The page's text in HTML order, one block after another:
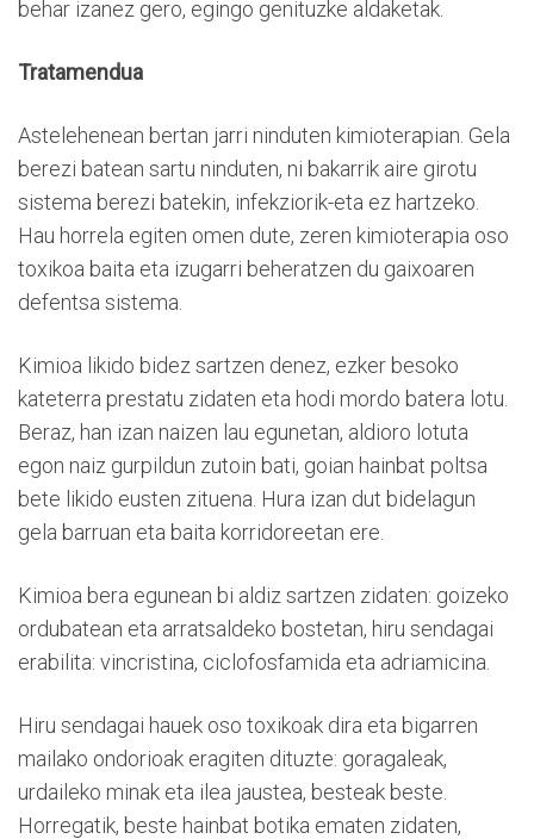
behar izanez gero, egingo genituzke aldaketak.
Tratamendua
Astelehenean bertan jarri ninduten kimioterapian. Gela
berezi batean sartu ninduten, ni bakarrik aire girotu
sistema berezi batekin, infekziorik-eta ez hartzeko.
Hau horrela egiten omen dute, zeren kimioterapia oso
toxikoa baita eta izugarri beheratzen du gaixoaren
defentsa sistema.
Kimioa likido bidez sartzen denez, ezker besoko
kateterra prestatu zidaten eta hodi mordo batera lotu.
Beraz, han izan naizen lau egunetan, aldioro lotuta
egon naiz gurpildun zutoin bati, goian hainbat poltsa
bete likido eusten zituena. Hura izan dut bidelagun
gela barruan eta baita korridoreetan ere.
Kimioa bera egunean bi aldiz sartzen zidaten: goizeko
ordubatean eta arratsaldeko bostetan, hiru sendagai
erabilita: vincristina, ciclofosfamida eta adriamicina.
Hiru sendagai hauek oso toxikoak dira eta bigarren
mailako ondorioak eragiten dituzte: goragaleak,
urdaileko minak eta ilea jaustea, besteak beste.
Horregatik, beste hainbat botika ematen zidaten,